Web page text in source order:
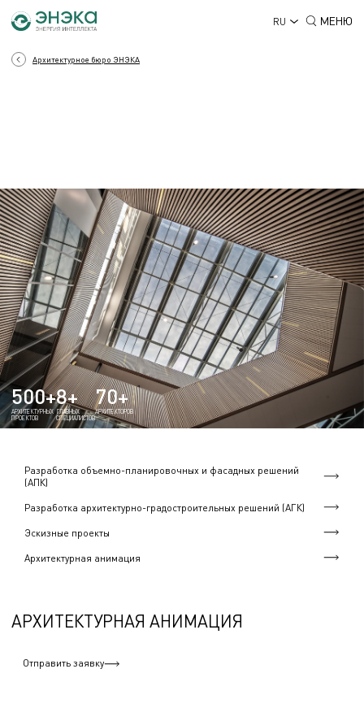
RU МЕНЮ
Архитектурное бюро ЭНЭКА
АРХИТЕКТУРА
500+
АРХИТЕКТУРНЫХ
ПРОЕКТОВ
8+
ГЛАВНЫХ
СПЕЦИАЛИСТОВ
70+
АРХИТЕКТОРОВ
Разработка объемно-планировочных и фасадных решений
(АПК)
Разработка архитектурно-градостроительных решений (АГК)
Эскизные проекты
Архитектурная анимация
АРХИТЕКТУРНАЯ АНИМАЦИЯ
Отправить заявку